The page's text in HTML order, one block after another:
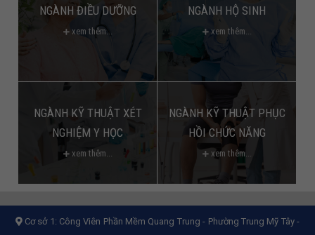
NGÀNH ĐIỀU DƯỠNG
xem thêm...
NGÀNH HỘ SINH
xem thêm...
NGÀNH KỸ THUẬT XÉT
NGHIỆM Y HỌC
xem thêm...
NGÀNH KỸ THUẬT PHỤC
HỒI CHỨC NĂNG
xem thêm...
Cơ sở 1: Công Viên Phần Mềm Quang Trung - Phường Trung Mỹ Tây -